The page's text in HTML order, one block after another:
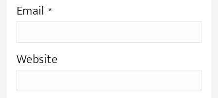
Email *
Website